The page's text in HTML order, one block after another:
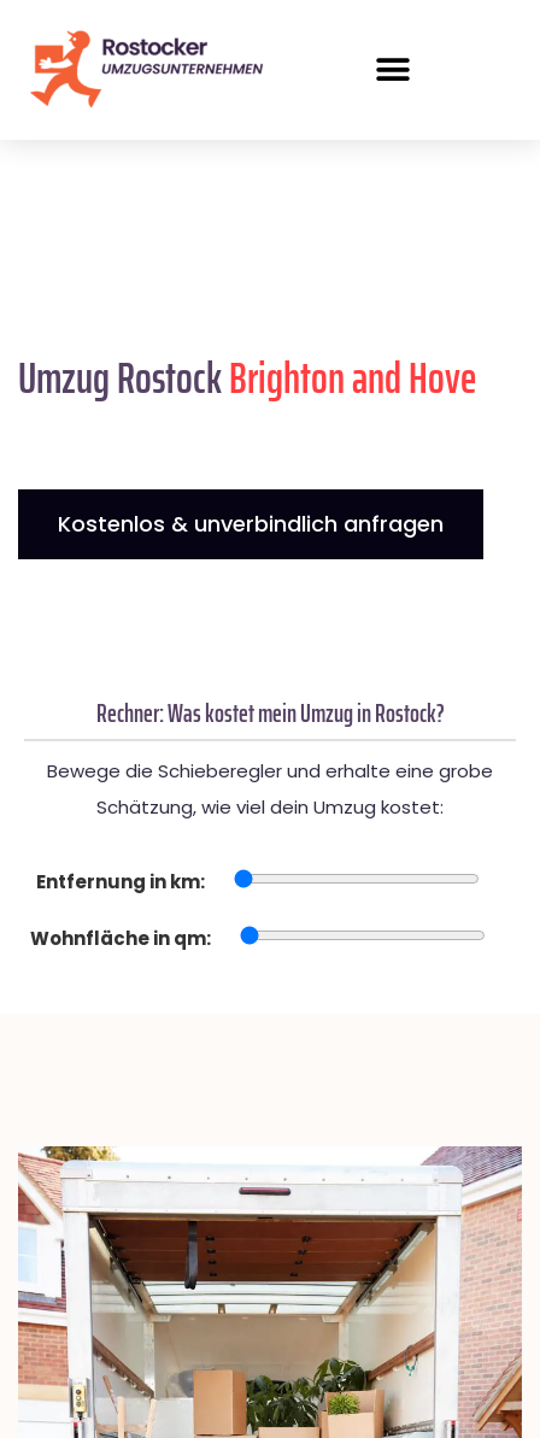
Umzug RostockBrighton and Hove
Kostenlos & unverbindlich anfragen
Rechner: Was kostet mein Umzug in Rostock?
Bewege die Schieberegler und erhalte eine grobe
Schätzung, wie viel dein Umzug kostet:
Entfernung in km:
Wohnfläche in qm: